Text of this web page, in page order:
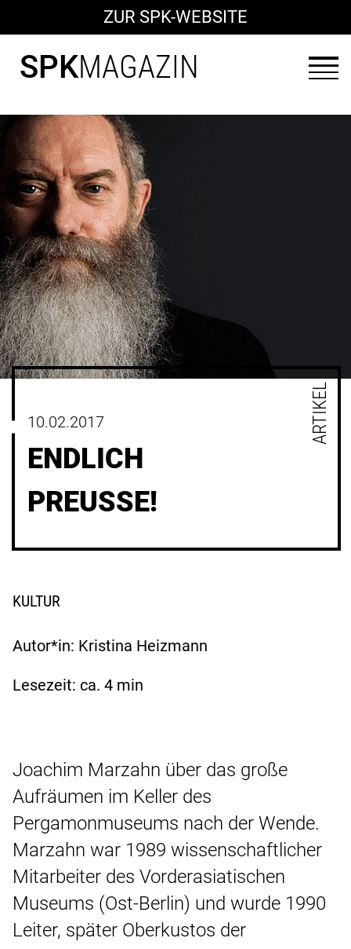
ZUR SPK-WEBSITE
SPKMAGAZIN
10.02.2017
ENDLICH
PREUSSE!
ARTIKEL
KULTUR
Autor*in: Kristina Heizmann
Lesezeit: ca. 4 min
Joachim Marzahn über das große
Aufräumen im Keller des
Pergamonmuseums nach der Wende.
Marzahn war 1989 wissenschaftlicher
Mitarbeiter des Vorderasiatischen
Museums (Ost-Berlin) und wurde 1990
Leiter, später Oberkustos der